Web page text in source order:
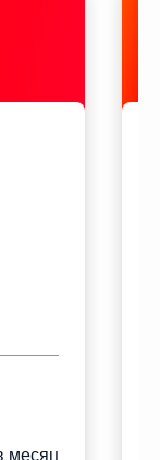
месяц